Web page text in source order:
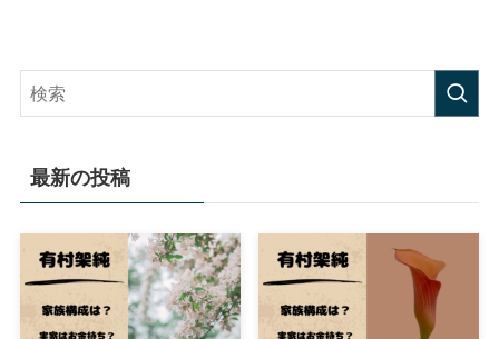
最新の投稿